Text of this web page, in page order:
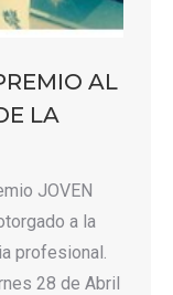
AL
LA
JOVEN
a la
profesional.
28 de Abril